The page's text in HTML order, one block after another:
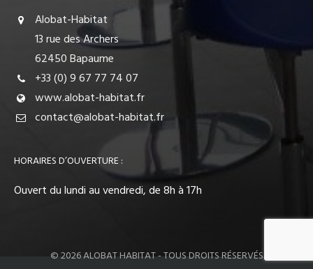
Alobat-Habitat
13 rue des Archers
62450 Bapaume
+33 (0) 9 67 77 74 07
www.alobat-habitat.fr
contact@alobat-habitat.fr
HORAIRES D’OUVERTURE :
Ouvert du lundi au vendredi, de 8h à 17h